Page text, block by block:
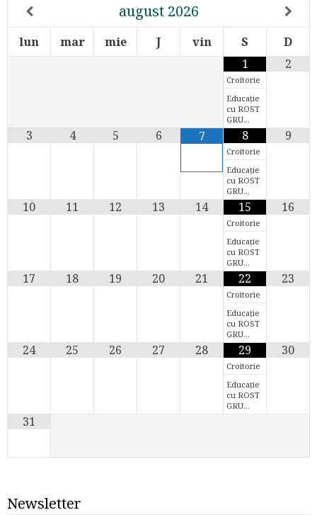
august 2026
lun mar mie J vin S
D
1
Croitorie
Educație
cu ROST
GRU…
2
3 4 5 6 7 8
Croitorie
Educație
cu ROST
GRU…
9
10 11 12 13 14 15
Croitorie
Educație
cu ROST
GRU…
16
17 18 19 20 21 22
Croitorie
Educație
cu ROST
GRU…
23
24 25 26 27 28 29
Croitorie
Educație
cu ROST
GRU…
30
31
Newsletter